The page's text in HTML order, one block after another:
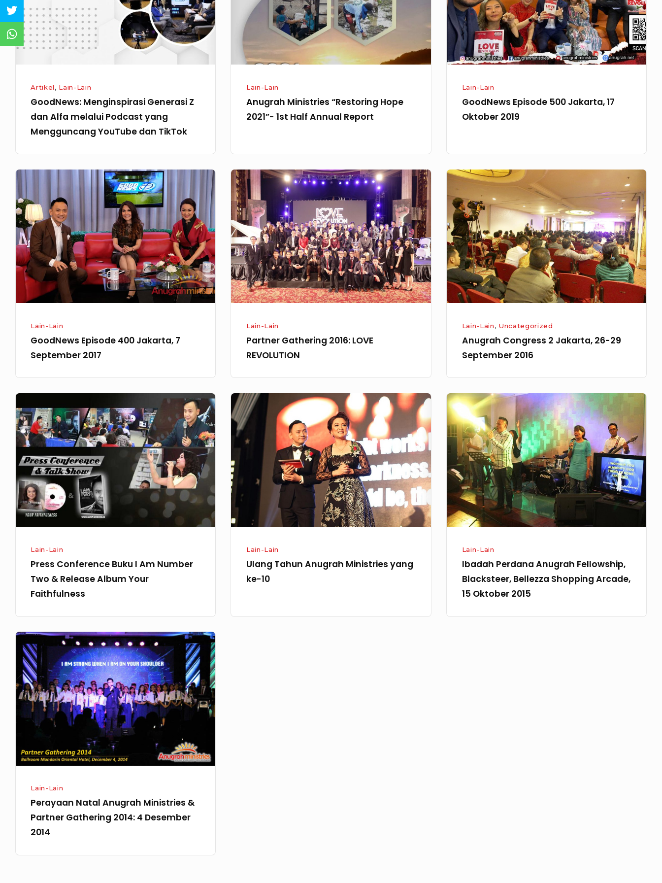
Alfa
melalui
Podcast
YouTube
dan
TikTok
Artikel, Lain-Lain
GoodNews: Menginspirasi Generasi Z
dan Alfa melalui Podcast yang
Mengguncang YouTube dan TikTok
Half
Annual
Report
Lain-Lain
Anugrah Ministries “Restoring Hope
2021”- 1st Half Annual Report
Oktober
2019
Lain-Lain
GoodNews Episode 500 Jakarta, 17
Oktober 2019
GoodNews
Episode
400
Jakarta,
7
September
2017
Lain-Lain
GoodNews Episode 400 Jakarta, 7
September 2017
Partner
Gathering
2016:
LOVE
REVOLUTION
Lain-Lain
Partner Gathering 2016: LOVE
REVOLUTION
Anugrah
Congress
Jakarta,
26-
29
September
2016
Lain-Lain, Uncategorized
Anugrah Congress 2 Jakarta, 26-29
September 2016
Press
Conference
Buku
I
Am
Number
Two
&
Release
Your
Faithfulness
Lain-Lain
Press Conference Buku I Am Number
Two & Release Album Your
Faithfulness
Ulang
Tahun
Anugrah
Ministries
yang
ke-
10
Lain-Lain
Ulang Tahun Anugrah Ministries yang
ke-10
Ibadah
Perdana
Anugrah
Fellowship,
Blacksteer,
Bellezza
Shopping
Arcade,
15
2015Lain-Lain
Ibadah Perdana Anugrah Fellowship,
Blacksteer, Bellezza Shopping Arcade,
15 Oktober 2015
Perayaan
Natal
Anugrah
Ministries
&
Partner
Gathering
2014Lain-Lain
Perayaan Natal Anugrah Ministries &
Partner Gathering 2014: 4 Desember
2014